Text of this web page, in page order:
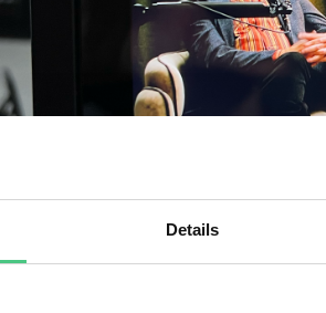
Details